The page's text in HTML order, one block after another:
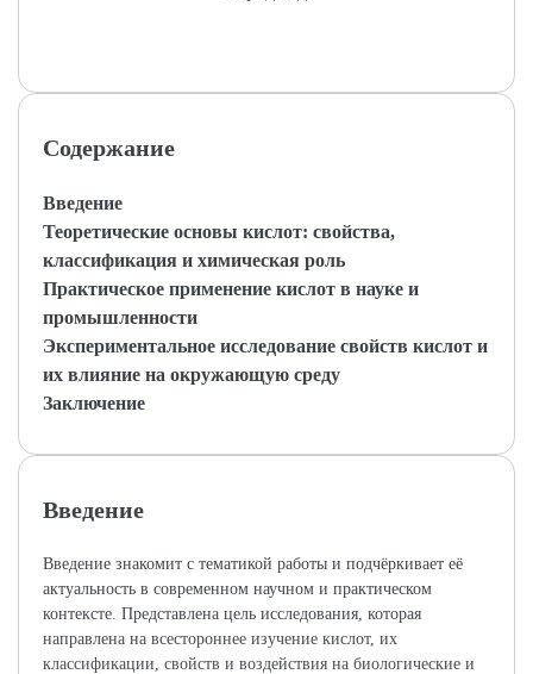
Содержание
Введение
Теоретические основы кислот: свойства,
классификация и химическая роль
Практическое применение кислот в науке и
промышленности
Экспериментальное исследование свойств кислот и
их влияние на окружающую среду
Заключение
Введение
Введение знакомит с тематикой работы и подчёркивает её
актуальность в современном научном и практическом
контексте. Представлена цель исследования, которая
направлена на всестороннее изучение кислот, их
классификации, свойств и воздействия на биологические и